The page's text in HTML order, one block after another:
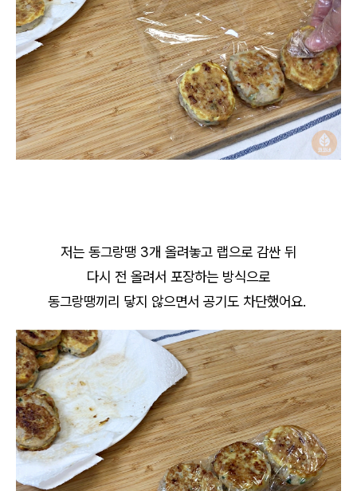
저는 동그랑땡 3개 올려놓고 랩으로 감싼 뒤
다시 전 올려서 포장하는 방식으로
동그랑땡끼리 닿지 않으면서 공기도 차단했어요.